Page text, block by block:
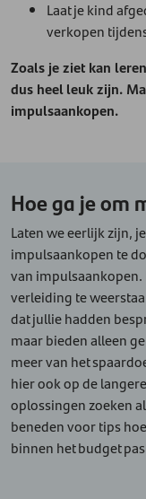
Laat je kind
verkopen
Zoals je ziet kan
dus heel leuk zijn.
impulsaankopen.
Hoe ga je om
Laten we eerlijk zijn,
impulsaankopen te
van
verleiding te
dat jullie hadden
maar bieden alleen
meer van het
hier ook op de
oplossingen zoeken
beneden voor tips
binnen het budget